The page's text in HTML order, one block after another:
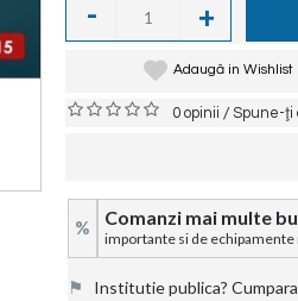
- +
Adaugă in Wishlist
0 opinii /Spune-ţi
% Comanzi mai multe
importante si de echipamente
⚑ Institutie publica?